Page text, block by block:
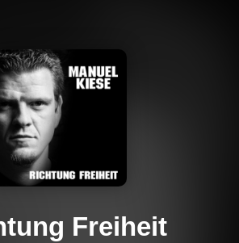
Freiheit